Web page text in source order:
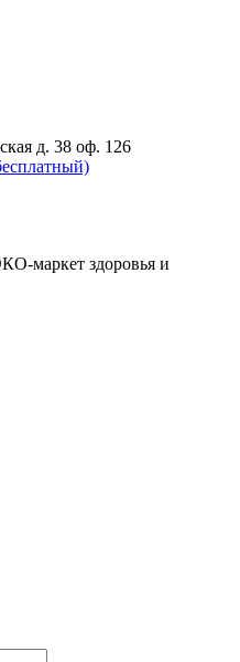
д. 38 оф. 126
маркет здоровья и